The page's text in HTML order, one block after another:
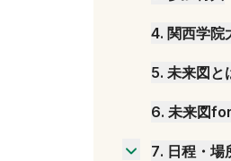
4. 関西学院
5. 未来図と
6. 未来図
7. 日程・場